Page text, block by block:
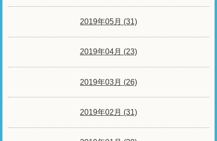
2019年05月 (31)
2019年04月 (23)
2019年03月 (26)
2019年02月 (31)